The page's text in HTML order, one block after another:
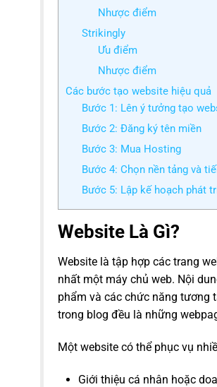
Nhược điểm
Strikingly
Ưu điểm
Nhược điểm
Các bước tạo website hiệu quả
Bước 1: Lên ý tưởng tạo
Bước 2: Đăng ký tên miền
Bước 3: Mua Hosting
Bước 4: Chọn nền tảng và
Bước 5: Lập kế hoạch phát
Website Là Gì?
Website là tập hợp các trang
nhất một máy chủ web. Nội
phẩm và các chức năng tương
trong blog đều là những
Một website có thể phục vụ
Giới thiệu cá nhân hoặc